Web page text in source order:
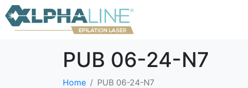
PUB 06-24-N7
Home PUB 06-24-N7